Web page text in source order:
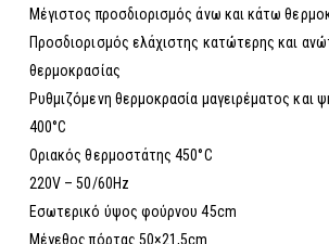
Μέγιστος προσδιορισμός άνω και κάτω
Προσδιορισμός ελάχιστης κατώτερης και
θερμοκρασίας
Ρυθμιζόμενη θερμοκρασία μαγειρέματος και
400°C
Οριακός θερμοστάτης 450°C
220V – 50/60Hz
Εσωτερικό ύψος φούρνου 45cm
Μέγεθος πόρτας 50×21,5cm